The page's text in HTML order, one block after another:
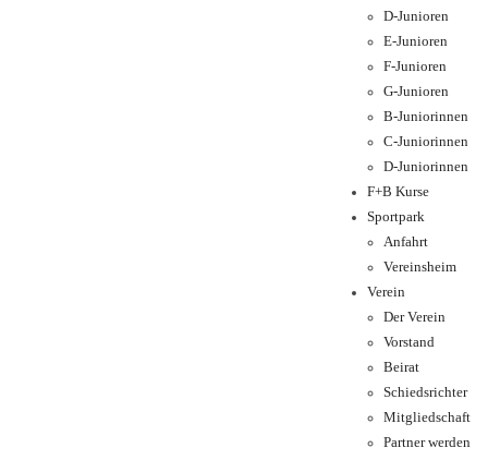
D-Junioren
E-Junioren
F-Junioren
G-Junioren
B-Juniorinnen
C-Juniorinnen
D-Juniorinnen
F+B Kurse
Sportpark
Anfahrt
Vereinsheim
Verein
Der Verein
Vorstand
Beirat
Schiedsrichter
Mitgliedschaft
Partner werden